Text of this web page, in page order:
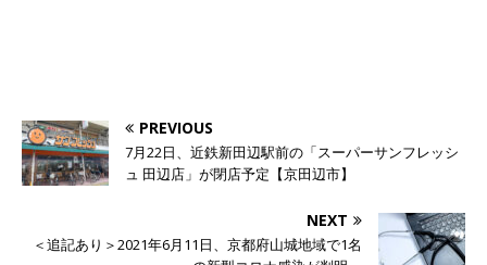
PREVIOUS
7月22日、近鉄新田辺駅前の「スーパーサンフレッシ
ュ 田辺店」が閉店予定【京田辺市】
NEXT
＜追記あり＞2021年6月11日、京都府山城地域で1名